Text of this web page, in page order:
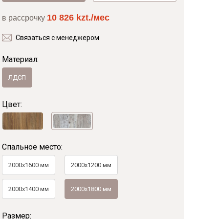
в рассрочку 10 826 kzt./мес
Связаться с менеджером
Материал:
ЛДСП
Цвет:
Спальное место:
2000x1600 мм 2000х1200 мм
2000х1400 мм 2000х1800 мм
Размер: